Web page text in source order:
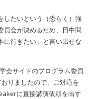
したいという（恐らく）強
員会が決めるため、日中間
に行きたい」と言い出せな
会サイドのプログラム委員
りましたので、ご対応を
に直接講演依頼を出す